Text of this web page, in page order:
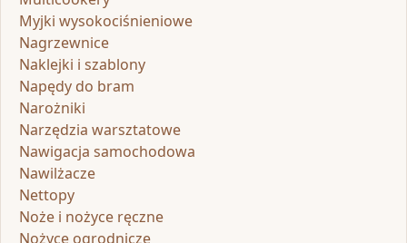
Myjki wysokociśnieniowe
Nagrzewnice
Naklejki i szablony
Napędy do bram
Narożniki
Narzędzia warsztatowe
Nawigacja samochodowa
Nawilżacze
Nettopy
Noże i nożyce ręczne
Nożyce ogrodnicze